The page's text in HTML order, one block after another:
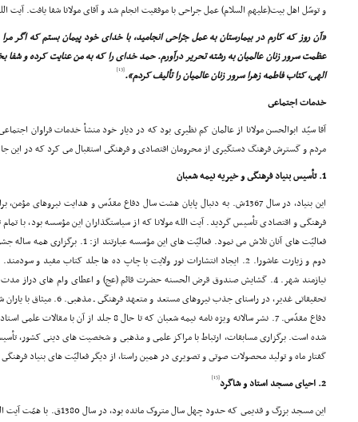
و توسّل اهل بیت(علیهم السلام) عمل جراحى با موفقیت انجام شد و آقاى مولانا شفا یافت. آیت
«آن روز که کارم در بیمارستان به عمل جرّاحى انجامید، با خداى خود پیمان بستم که اگر
عظمت سرور زنان عالمیان به رشته تحریر درآورم. حمد خداى را که به من عنایت کرده و
الهى، کتاب فاطمه زهرا سرور زنان عالمیان را تألیف کردم».[13]
خدمات اجتماعى
آقا سیّد ابوالحسن مولانا از عالمان کم نظیرى بود که در دیار خود منشأ خدمات فراوان
مردم و گسترش فرهنگ دستگیرى از محرومان اقتصادى و فرهنگى استقبال مى کرد که در این
1. تأسیس بنیاد فرهنگى و خیریه نیمه شعبان
این بنیاد، در سال 1367ش. به دنبال پایان هشت سال دفاع مقدّس و هدایت
فرهنگى و اقتصادى تأسیس گردید. آیت الله مولانا که از سیاستگذاران این مؤسسه بود، با
فعالیّت هاى آنان تلاش مى نمود. فعالیّت هاى
تحقیقاتى غدیر، در راستاى جذب
دفاع مقدّس. 7. نشر سالانه ویژه نامه نیمه شعبان که
شده است. برگزارى مسابقات، ارتباط با مراکز علمى و مذهبى و شخصیت هاى دینى کشور،
گفتار ماه و تولید محصولات صوتى و تصویرى در همین راستا، از دیگر فعالیّت هاى بنیاد
2. احیاى مسجد استاد و شاگرد
[15]
این مسجد بزرگ و قدیمى که حدود